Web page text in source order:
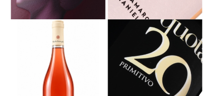
NINA ROSATO IGT SALENTO-
NEGROAMARO E OTTAVIANELLO
2025 - 750 ML
N° ZERO ROSATO IGT SALENTO -
NEGROAMARO, SUSUMANIELLO
2025- 750ML